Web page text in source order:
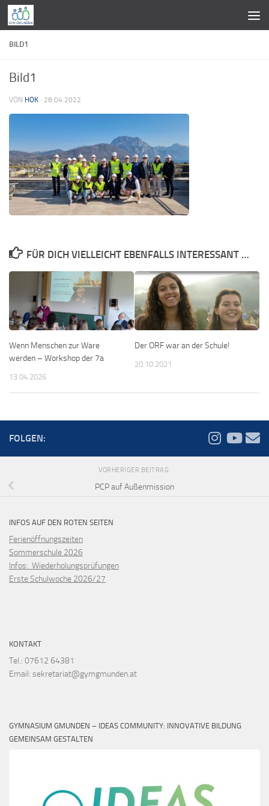
Zum Inhalt springen
BILD1
Bild1
VON HOK · 28.04.2022
FÜR DICH VIELLEICHT EBENFALLS INTERESSANT …
Wenn Menschen zur Ware
werden – Workshop der 7a
13.04.2026
Der ORF war an der Schule!
20.10.2021
FOLGEN:
VORHERIGER BEITRAG
PCP auf Außenmission
INFOS AUF DEN ROTEN SEITEN
Ferienöffnungszeiten
Sommerschule 2026
Infos: Wiederholungsprüfungen
Erste Schulwoche 2026/27
KONTAKT
Tel.: 07612 64381
Email: sekretariat@gymgmunden.at
GYMNASIUM GMUNDEN – IDEAS COMMUNITY: INNOVATIVE BILDUNG
GEMEINSAM GESTALTEN